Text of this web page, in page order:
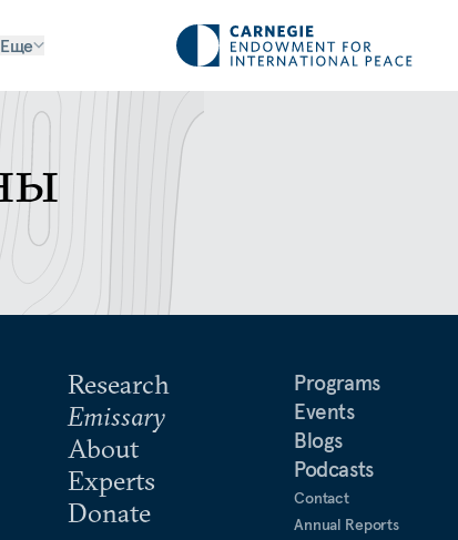
Еще
Research
Emissary
About
Experts
Donate
Programs
Events
Blogs
Podcasts
Contact
Annual Reports